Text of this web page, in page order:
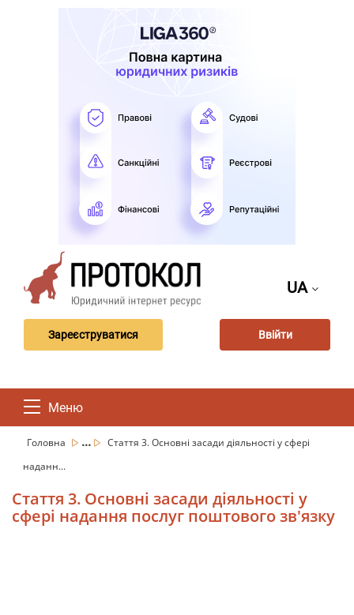
UA
Зареєструватися Ввійти
Меню
Головна ...
Стаття 3. Основні засади діяльності у сфері
наданн...
Стаття 3. Основні засади діяльності у
сфері надання послуг поштового зв'язку